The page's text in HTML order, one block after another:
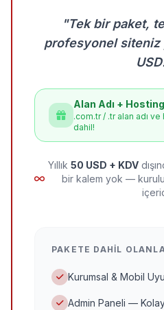
"Tek bir paket,
profesyonel siteniz
Alan Adı +
.com.tr / .tr alan adı
dahil!
Yıllık 50 USD + KDV
bir kalem yok —
PAKETE DAHIL
Kurumsal & Mobil
Admin Paneli —